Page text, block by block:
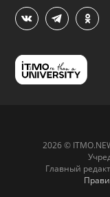
2026 ©
Главный